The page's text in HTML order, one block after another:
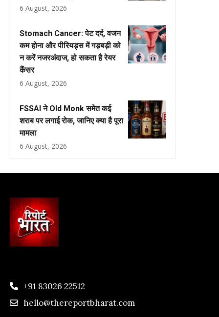
6 August, 2026
Stomach Cancer: पेट दर्द, वजन
कम होना और पीरियड्स में गड़बड़ी को
न करें नजरअंदाज, हो सकता है रेयर
कैंसर
6 August, 2026
FSSAI ने Old Monk समेत कई
शराब पर लगाई रोक, जानिए क्या है पूरा
मामला
6 August, 2026
+91 83026 22512
hello@thereportbharat.com